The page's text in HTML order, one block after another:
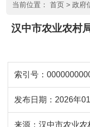
当前位置： 首页 > 政府
汉中市农业农村
索引号：
发布日期： 2026年
来源： 汉中市农业农